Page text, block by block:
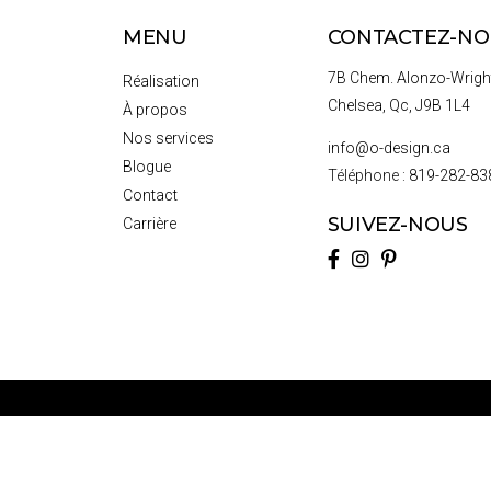
MENU
Réalisation
À propos
Nos services
Blogue
Contact
Carrière
CONTACTEZ-
7B Chem. Alonzo-
Chelsea, Qc, J9B 1L4
info@o-design.ca
Téléphone : 819-282-
SUIVEZ-NOUS